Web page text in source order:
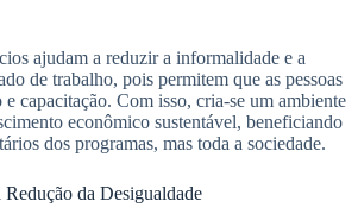
ajudam a reduzir a informalidade e a
de trabalho, pois permitem que as pessoas
capacitação. Com isso, cria-se um ambiente
econômico sustentável, beneficiando
dos programas, mas toda a sociedade.
da Desigualdade